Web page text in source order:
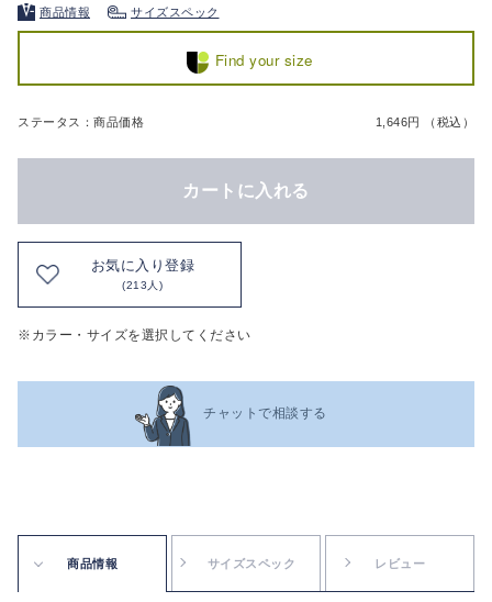
商品情報 サイズスペック
Find your size
ステータス：商品価格 1,646円 （税込）
カートに入れる
お気に入り登録
(213人)
※カラー・サイズを選択してください
チャットで相談する
商品情報 サイズスペック レビュー